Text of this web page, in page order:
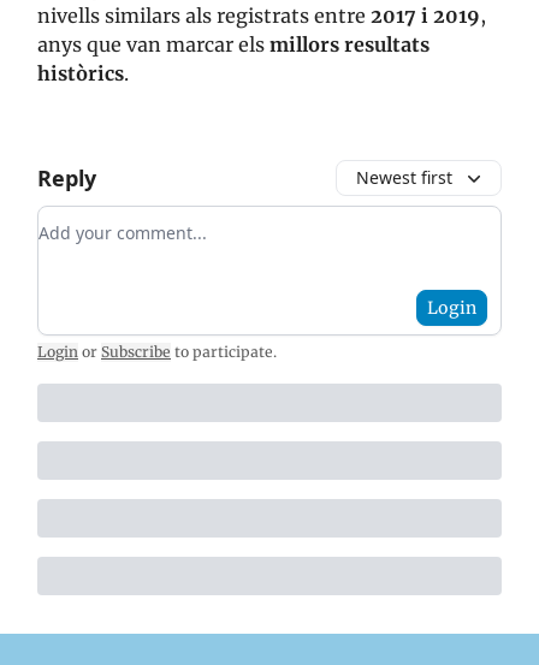
nivells similars als registrats entre 2017 i 2019,
anys que van marcar els millors resultats
històrics.
Reply Newest first
Add your comment
Login
Login or Subscribe to participate.